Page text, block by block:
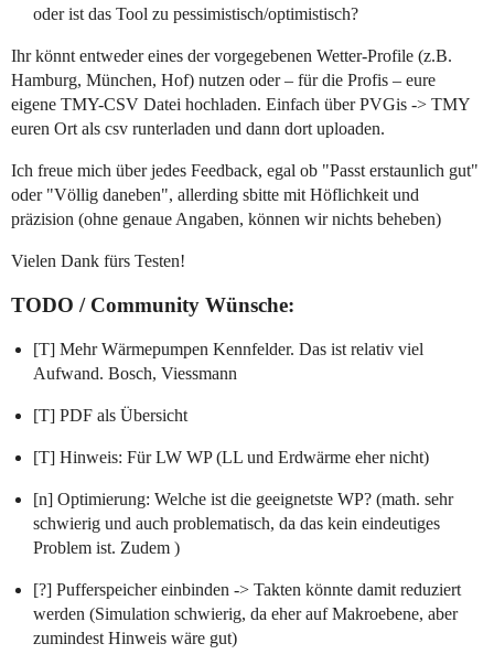
oder ist das Tool zu pessimistisch/optimistisch?
Ihr könnt entweder eines der vorgegebenen Wetter-Profile (z.B.
Hamburg, München, Hof) nutzen oder – für die Profis – eure
eigene TMY-CSV Datei hochladen. Einfach über PVGis -> TMY
euren Ort als csv runterladen und dann dort uploaden.
Ich freue mich über jedes Feedback, egal ob "Passt erstaunlich gut"
oder "Völlig daneben", allerding sbitte mit Höflichkeit und
präzision (ohne genaue Angaben, können wir nichts beheben)
Vielen Dank fürs Testen!
TODO / Community Wünsche:
[T] Mehr Wärmepumpen Kennfelder. Das ist relativ viel
Aufwand. Bosch, Viessmann
[T] PDF als Übersicht
[T] Hinweis: Für LW WP (LL und Erdwärme eher nicht)
[n] Optimierung: Welche ist die geeignetste WP? (math. sehr
schwierig und auch problematisch, da das kein eindeutiges
Problem ist. Zudem )
[?] Pufferspeicher einbinden -> Takten könnte damit reduziert
werden (Simulation schwierig, da eher auf Makroebene, aber
zumindest Hinweis wäre gut)